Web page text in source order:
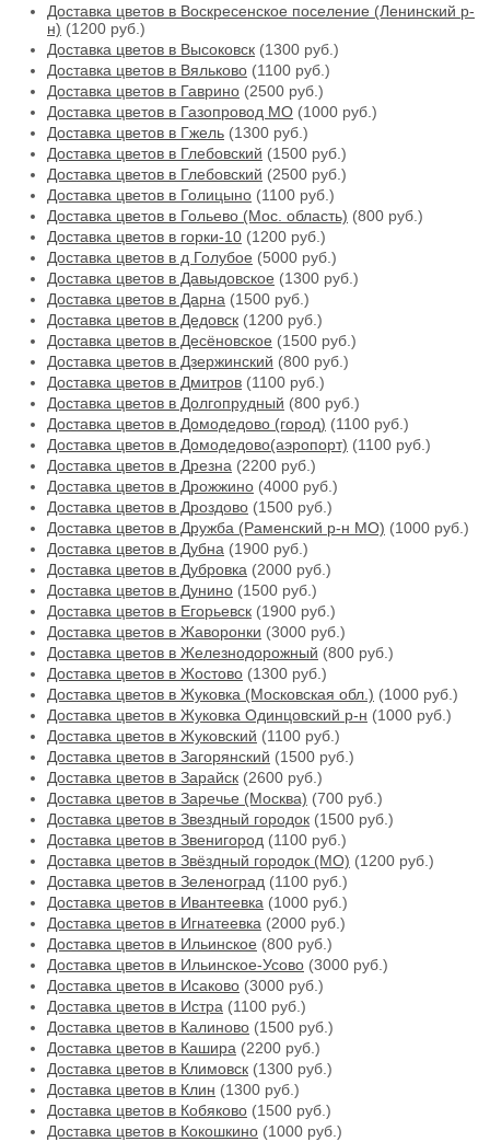
Доставка цветов в Воскресенское поселение (Ленинский р-
н) (1200 руб.)
Доставка цветов в Высоковск (1300 руб.)
Доставка цветов в Вяльково (1100 руб.)
Доставка цветов в Гаврино (2500 руб.)
Доставка цветов в Газопровод МО (1000 руб.)
Доставка цветов в Гжель (1300 руб.)
Доставка цветов в Глебовский (1500 руб.)
Доставка цветов в Глебовский (2500 руб.)
Доставка цветов в Голицыно (1100 руб.)
Доставка цветов в Гольево (Мос. область) (800 руб.)
Доставка цветов в горки-10 (1200 руб.)
Доставка цветов в д Голубое (5000 руб.)
Доставка цветов в Давыдовское (1300 руб.)
Доставка цветов в Дарна (1500 руб.)
Доставка цветов в Дедовск (1200 руб.)
Доставка цветов в Десёновское (1500 руб.)
Доставка цветов в Дзержинский (800 руб.)
Доставка цветов в Дмитров (1100 руб.)
Доставка цветов в Долгопрудный (800 руб.)
Доставка цветов в Домодедово (город) (1100 руб.)
Доставка цветов в Домодедово(аэропорт) (1100 руб.)
Доставка цветов в Дрезна (2200 руб.)
Доставка цветов в Дрожжино (4000 руб.)
Доставка цветов в Дроздово (1500 руб.)
Доставка цветов в Дружба (Раменский р-н МО) (1000 руб.)
Доставка цветов в Дубна (1900 руб.)
Доставка цветов в Дубровка (2000 руб.)
Доставка цветов в Дунино (1500 руб.)
Доставка цветов в Егорьевск (1900 руб.)
Доставка цветов в Жаворонки (3000 руб.)
Доставка цветов в Железнодорожный (800 руб.)
Доставка цветов в Жостово (1300 руб.)
Доставка цветов в Жуковка (Московская обл.) (1000 руб.)
Доставка цветов в Жуковка Одинцовский р-н (1000 руб.)
Доставка цветов в Жуковский (1100 руб.)
Доставка цветов в Загорянский (1500 руб.)
Доставка цветов в Зарайск (2600 руб.)
Доставка цветов в Заречье (Москва) (700 руб.)
Доставка цветов в Звездный городок (1500 руб.)
Доставка цветов в Звенигород (1100 руб.)
Доставка цветов в Звёздный городок (МО) (1200 руб.)
Доставка цветов в Зеленоград (1100 руб.)
Доставка цветов в Ивантеевка (1000 руб.)
Доставка цветов в Игнатеевка (2000 руб.)
Доставка цветов в Ильинское (800 руб.)
Доставка цветов в Ильинское-Усово (3000 руб.)
Доставка цветов в Исаково (3000 руб.)
Доставка цветов в Истра (1100 руб.)
Доставка цветов в Калиново (1500 руб.)
Доставка цветов в Кашира (2200 руб.)
Доставка цветов в Климовск (1300 руб.)
Доставка цветов в Клин (1300 руб.)
Доставка цветов в Кобяково (1500 руб.)
Доставка цветов в Кокошкино (1000 руб.)